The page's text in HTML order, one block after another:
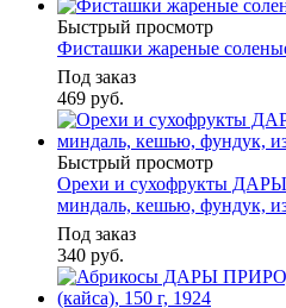
Быстрый просмотр
Фисташки жареные
Под заказ
469 руб.
Быстрый просмотр
Орехи и сухофрукты
миндаль, кешью, фундук,
Под заказ
340 руб.